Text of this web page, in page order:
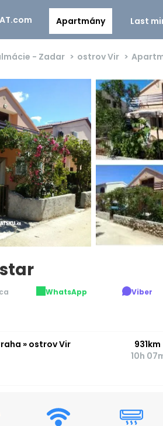
Apartmány Last
- Zadar ostrov Vir
WhatsApp Viber
» ostrov Vir 931km
10h